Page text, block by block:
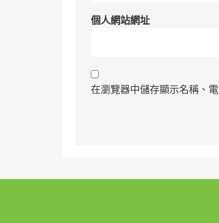
個人網站網址
在瀏覽器中儲存顯示名稱、